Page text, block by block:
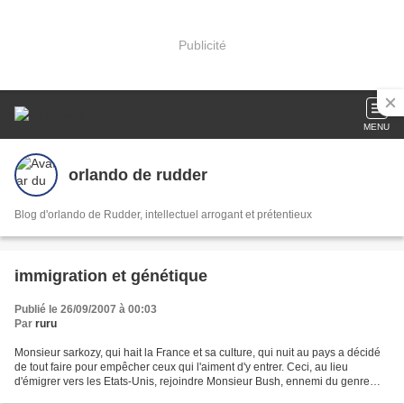
Publicité
MENU
orlando de rudder
Blog d'orlando de Rudder, intellectuel arrogant et prétentieux
immigration et génétique
Publié le 26/09/2007 à 00:03
Par ruru
Monsieur sarkozy, qui hait la France et sa culture, qui nuit au pays a décidé
de tout faire pour empêcher ceux qui l'aiment d'y entrer. Ceci, au lieu
d'émigrer vers les Etats-Unis, rejoindre Monsieur Bush, ennemi du genre